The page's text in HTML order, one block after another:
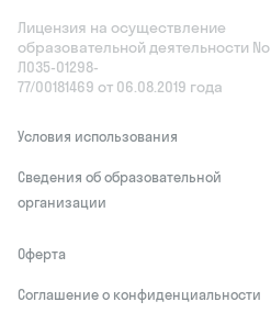
Лицензия на осуществление
образовательной деятельности No
Л035‑01298-
77/00181469 от 06.08.2019 года
Условия использования
Сведения об образовательной
организации
Оферта
Соглашение о конфиденциальности